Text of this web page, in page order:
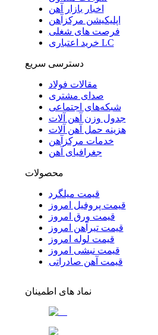
اخبار بازار آهن
اپلیکیشن مرکزآهن
فرصت های شغلی
خرید اعتباری LC
دسترسی سریع
مقالات فولاد
صدای مشتری
شبکه‌های اجتماعی
جدول وزن آهن آلات
هزینه حمل آهن آلات
خدمات مرکزآهن
جغرافیای آهن
محصولات
قیمت میلگرد
قیمت پروفیل امروز
قیمت ورق امروز
قیمت تیرآهن امروز
قیمت لوله امروز
قیمت نبشی امروز
قیمت آهن صادراتی
نماد های اطمینان